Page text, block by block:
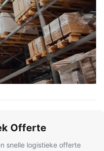
Offerte
snelle logistieke offerte